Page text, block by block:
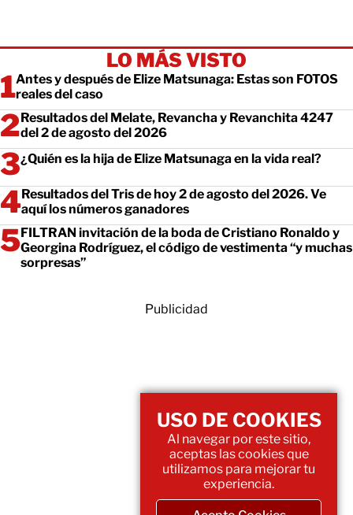
LO MÁS VISTO
Antes y después de Elize Matsunaga: Estas son FOTOS
reales del caso
Resultados del Melate, Revancha y Revanchita 4247
del 2 de agosto del 2026
¿Quién es la hija de Elize Matsunaga en la vida real?
Resultados del Tris de hoy 2 de agosto del 2026. Ve
aquí los números ganadores
FILTRAN invitación de la boda de Cristiano Ronaldo y
Georgina Rodríguez, el código de vestimenta “y muchas
sorpresas”
Publicidad
USO DE COOKIES
Al navegar por este sitio,
aceptas las cookies que
utilizamos para mejorar tu
experiencia.